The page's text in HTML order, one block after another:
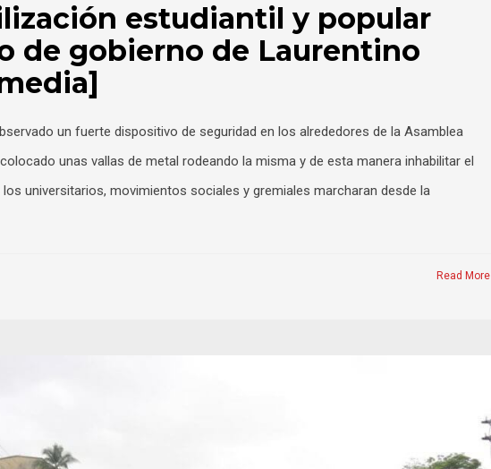
estudiantil y popular
de gobierno de Laurentino
un fuerte dispositivo de seguridad en los alrededores de la Asamblea
unas vallas de metal rodeando la misma y de esta manera inhabilitar el
universitarios, movimientos sociales y gremiales marcharan desde la
Read More